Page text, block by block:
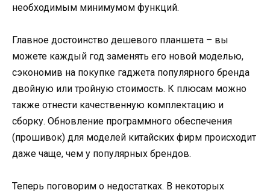
необходимым минимумом функций.
Главное достоинство дешевого планшета – вы
можете каждый год заменять его новой моделью,
сэкономив на покупке гаджета популярного бренда
двойную или тройную стоимость. К плюсам можно
также отнести качественную комплектацию и
сборку. Обновление программного обеспечения
(прошивок) для моделей китайских фирм происходит
даже чаще, чем у популярных брендов.
Теперь поговорим о недостатках. В некоторых